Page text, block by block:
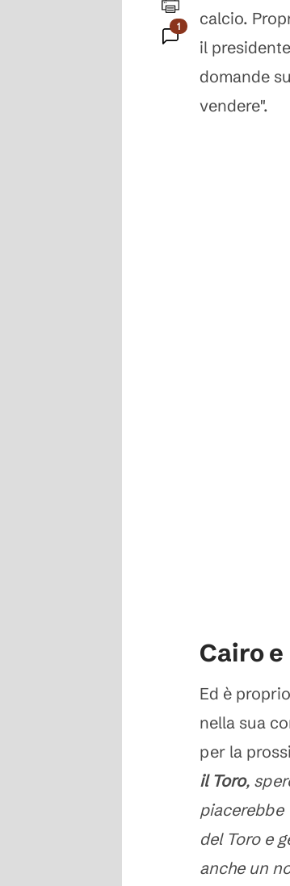
1
Commento
calcio.
il
domande
vendere".
Cairo
Ed è
nella sua
per la
il Toro,
piacerebbe
del Toro e
anche un